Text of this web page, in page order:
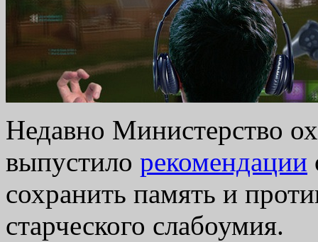
Недавно Министерство
выпустило рекомендации
сохранить память и
старческого слабоумия.